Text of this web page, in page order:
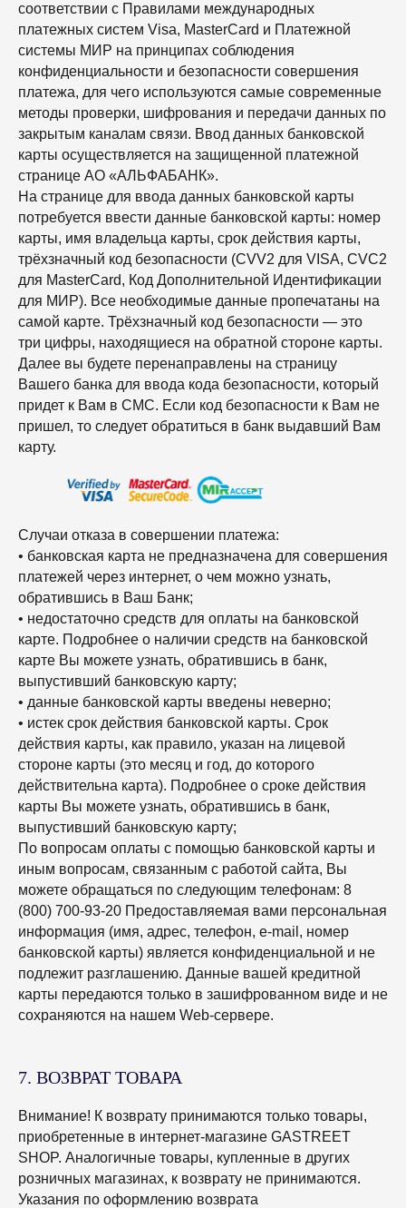
соответствии с Правилами международных
платежных систем Visa, MasterCard и Платежной
системы МИР на принципах соблюдения
конфиденциальности и безопасности совершения
платежа, для чего используются самые современные
методы проверки, шифрования и передачи данных по
закрытым каналам связи. Ввод данных банковской
карты осуществляется на защищенной платежной
странице АО «АЛЬФАБАНК».
На странице для ввода данных банковской карты
потребуется ввести данные банковской карты: номер
карты, имя владельца карты, срок действия карты,
трёхзначный код безопасности (CVV2 для VISA, CVC2
для MasterCard, Код Дополнительной Идентификации
для МИР). Все необходимые данные пропечатаны на
самой карте. Трёхзначный код безопасности — это
три цифры, находящиеся на обратной стороне карты.
Далее вы будете перенаправлены на страницу
Вашего банка для ввода кода безопасности, который
придет к Вам в СМС. Если код безопасности к Вам не
пришел, то следует обратиться в банк выдавший Вам
карту.
Случаи отказа в совершении платежа:
• банковская карта не предназначена для совершения
платежей через интернет, о чем можно узнать,
обратившись в Ваш Банк;
• недостаточно средств для оплаты на банковской
карте. Подробнее о наличии средств на банковской
карте Вы можете узнать, обратившись в банк,
выпустивший банковскую карту;
• данные банковской карты введены неверно;
• истек срок действия банковской карты. Срок
действия карты, как правило, указан на лицевой
стороне карты (это месяц и год, до которого
действительна карта). Подробнее о сроке действия
карты Вы можете узнать, обратившись в банк,
выпустивший банковскую карту;
По вопросам оплаты с помощью банковской карты и
иным вопросам, связанным с работой сайта, Вы
можете обращаться по следующим телефонам: 8
(800) 700-93-20 Предоставляемая вами персональная
информация (имя, адрес, телефон, e-mail, номер
банковской карты) является конфиденциальной и не
подлежит разглашению. Данные вашей кредитной
карты передаются только в зашифрованном виде и не
сохраняются на нашем Web-сервере.
7. ВОЗВРАТ ТОВАРА
Внимание! К возврату принимаются только товары,
приобретенные в интернет-магазине GASTREET
SHOP. Аналогичные товары, купленные в других
розничных магазинах, к возврату не принимаются.
Указания по оформлению возврата